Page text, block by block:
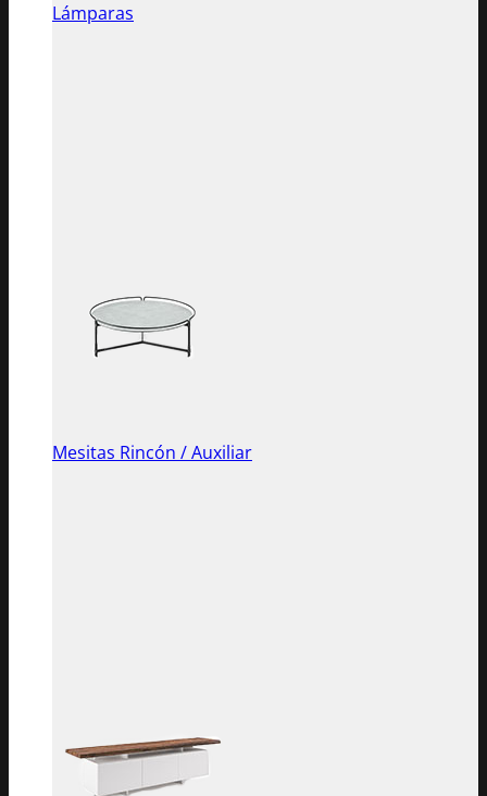
Lámparas
Mesitas Rincón / Auxiliar